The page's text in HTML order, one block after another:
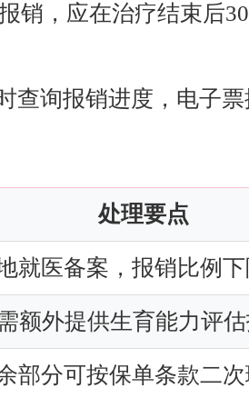
销，应在治疗结束后
查询报销进度，电子
处理要点
就医备案，报销比例
额外提供生育能力评
部分可按保单条款二